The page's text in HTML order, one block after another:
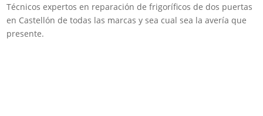
Técnicos expertos en reparación de frigoríficos de dos puertas
en Castellón de todas las marcas y sea cual sea la avería que
presente.